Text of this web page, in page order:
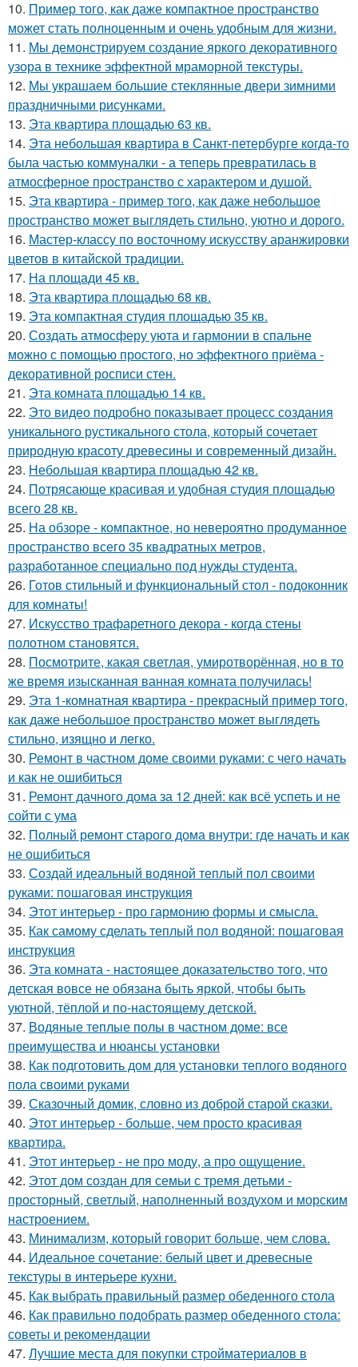
10. Пример того, как даже компактное пространство
может стать полноценным и очень удобным для жизни.
11. Мы демонстрируем создание яркого декоративного
узора в технике эффектной мраморной текстуры.
12. Мы украшаем большие стеклянные двери зимними
праздничными рисунками.
13. Эта квартира площадью 63 кв.
14. Эта небольшая квартира в Санкт-петербурге когда-то
была частью коммуналки - а теперь превратилась в
атмосферное пространство с характером и душой.
15. Эта квартира - пример того, как даже небольшое
пространство может выглядеть стильно, уютно и дорого.
16. Мастер-классу по восточному искусству аранжировки
цветов в китайской традиции.
17. На площади 45 кв.
18. Эта квартира площадью 68 кв.
19. Эта компактная студия площадью 35 кв.
20. Создать атмосферу уюта и гармонии в спальне
можно с помощью простого, но эффектного приёма -
декоративной росписи стен.
21. Эта комната площадью 14 кв.
22. Это видео подробно показывает процесс создания
уникального рустикального стола, который сочетает
природную красоту древесины и современный дизайн.
23. Небольшая квартира площадью 42 кв.
24. Потрясающе красивая и удобная студия площадью
всего 28 кв.
25. На обзоре - компактное, но невероятно продуманное
пространство всего 35 квадратных метров,
разработанное специально под нужды студента.
26. Готов стильный и функциональный стол - подоконник
для комнаты!
27. Искусство трафаретного декора - когда стены
полотном становятся.
28. Посмотрите, какая светлая, умиротворённая, но в то
же время изысканная ванная комната получилась!
29. Эта 1-комнатная квартира - прекрасный пример того,
как даже небольшое пространство может выглядеть
стильно, изящно и легко.
30. Ремонт в частном доме своими руками: с чего начать
и как не ошибиться
31. Ремонт дачного дома за 12 дней: как всё успеть и не
сойти с ума
32. Полный ремонт старого дома внутри: где начать и как
не ошибиться
33. Создай идеальный водяной теплый пол своими
руками: пошаговая инструкция
34. Этот интерьер - про гармонию формы и смысла.
35. Как самому сделать теплый пол водяной: пошаговая
инструкция
36. Эта комната - настоящее доказательство того, что
детская вовсе не обязана быть яркой, чтобы быть
уютной, тёплой и по-настоящему детской.
37. Водяные теплые полы в частном доме: все
преимущества и нюансы установки
38. Как подготовить дом для установки теплого водяного
пола своими руками
39. Сказочный домик, словно из доброй старой сказки.
40. Этот интерьер - больше, чем просто красивая
квартира.
41. Этот интерьер - не про моду, а про ощущение.
42. Этот дом создан для семьи с тремя детьми -
просторный, светлый, наполненный воздухом и морским
настроением.
43. Минимализм, который говорит больше, чем слова.
44. Идеальное сочетание: белый цвет и древесные
текстуры в интерьере кухни.
45. Как выбрать правильный размер обеденного стола
46. Как правильно подобрать размер обеденного стола:
советы и рекомендации
47. Лучшие места для покупки стройматериалов в